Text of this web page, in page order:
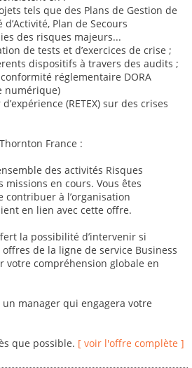
tels que des Plans de Gestion de
Plan de Secours
des risques majeurs...
de tests et d’exercices de crise ;
dispositifs à travers des audits ;
réglementaire DORA
numérique)
(RETEX) sur des crises
France :
des activités Risques
missions en cours. Vous êtes
contribuer à l’organisation
en lien avec cette offre.
la possibilité d’intervenir si
de la ligne de service Business
votre compréhension globale en
manager qui engagera votre
que possible. [ voir l'offre complète ]